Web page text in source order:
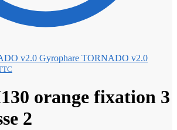
Gyrophare TORNADO v2.0
orange fixation 3
2